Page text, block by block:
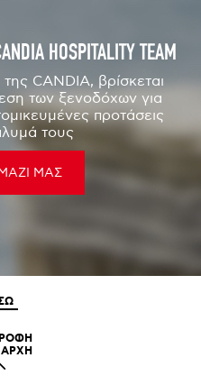
HOSPITALITY TEAM
CANDIA, βρίσκεται
των ξενοδόχων για
προτάσεις
τους
ΜΑΣ